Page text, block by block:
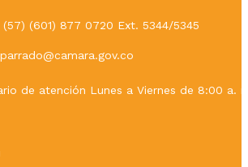
(57) (601) 877 0720 Ext. 5344/5345
de atención Lunes a Viernes de 8:00 a.